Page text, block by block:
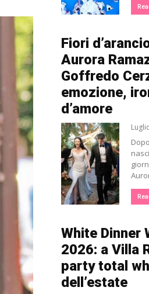
Fiori
Aurora
Goffredo
emozione,
d’amore
White Dinner
2026: a Villa
party total
dell’estate